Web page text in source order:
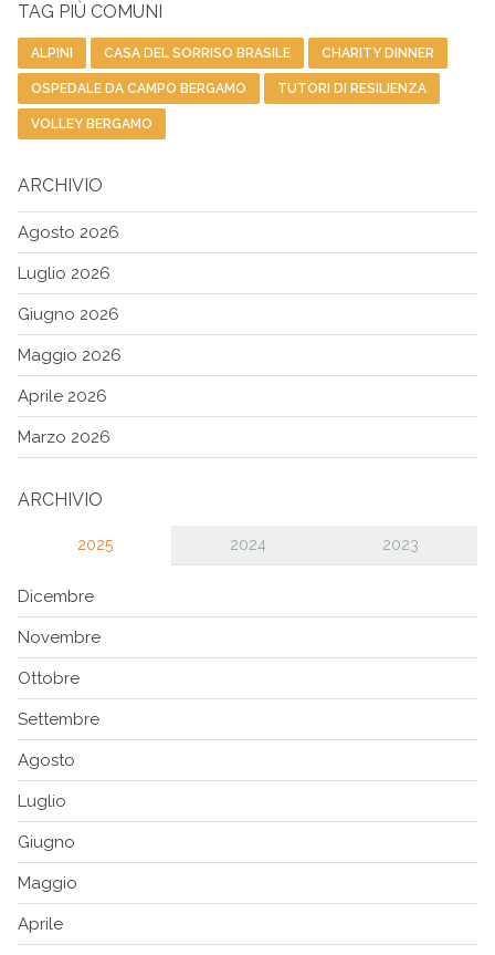
TAG PIÙ COMUNI
ALPINI CASA DEL SORRISO BRASILE CHARITY DINNER
OSPEDALE DA CAMPO BERGAMO TUTORI DI RESILIENZA
VOLLEY BERGAMO
ARCHIVIO
Agosto 2026
Luglio 2026
Giugno 2026
Maggio 2026
Aprile 2026
Marzo 2026
ARCHIVIO
2025 2024 2023
Dicembre
Novembre
Ottobre
Settembre
Agosto
Luglio
Giugno
Maggio
Aprile